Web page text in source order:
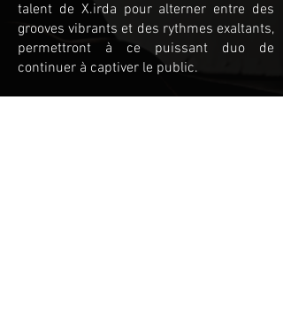
talent de X.irda pour alterner entre des
grooves vibrants et des rythmes exaltants,
permettront à ce puissant duo de
continuer à captiver le public.